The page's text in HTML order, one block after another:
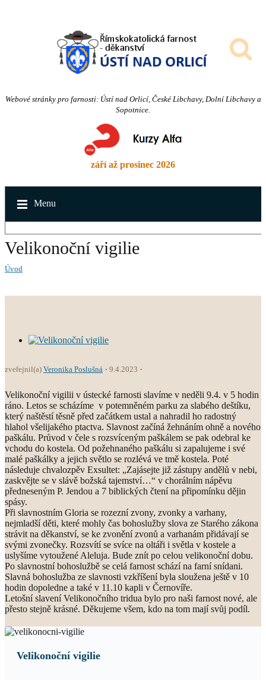
Webové stránky pro farnosti: Ústí nad Orlicí, České Libchavy, Dolní Libchavy a
Sopotnice.
září až prosinec 2026
Menu
Velikonoční vigilie
Úvod
zveřejnil(a) Veronika Poslušná 9.4.2023
Velikonoční vigilii v ústecké farnosti slavíme v neděli 9.4. v 5 hodin
ráno. Letos se scházíme v potemněném parku za slabého deštíku,
který naštěstí těsně před začátkem ustal a nahradil ho radostný
hlahol všelijakého ptactva. Slavnost začíná žehnáním ohně a nového
paškálu. Průvod v čele s rozsvíceným paškálem se pak odebral ke
vchodu do kostela. Od požehnaného paškálu si zapalujeme i své
malé paškálky a jejich světlo se rozlévá ve tmě kostela. Poté
následuje chvalozpěv Exsultet: „Zajásejte již zástupy andělů v nebi,
zaskvějte se v slávě božská tajemství…“ v chorálním nápěvu
předneseným P. Jendou a 7 biblických čtení na připomínku dějin
spásy.
Při slavnostním Gloria se rozezní zvony, zvonky a varhany,
nejmladší děti, které mohly čas bohoslužby slova ze Starého zákona
strávit na děkanství, se ke zvonění zvonů a varhanám přidávají se
svými zvonečky. Rozsvítí se svíce na oltáři i světla v kostele a
uslyšíme vytoužené Aleluja. Bude znít po celou velikonoční dobu.
Po slavnostní bohoslužbě se celá farnost schází na farní snídani.
Slavná bohoslužba ze slavnosti vzkříšení byla sloužena ještě v 10
hodin dopoledne a také v 11.10 kapli v Černovíře.
Letošní slavení Velikonočního tridua bylo pro naši farnost nové, ale
přesto stejně krásné. Děkujeme všem, kdo na tom mají svůj podíl.
Velikonoční vigilie